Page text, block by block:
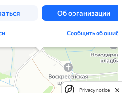
Privacy notice